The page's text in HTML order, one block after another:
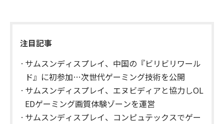
注目記事
サムスンディスプレイ、中国の『ビリビリワール
ド』に初参加…次世代ゲーミング技術を公開
サムスンディスプレイ、エヌビディアと協力しOL
EDゲーミング画質体験ゾーンを運営
サムスンディスプレイ、コンピュテックスでゲー